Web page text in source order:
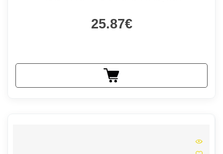
25.87€